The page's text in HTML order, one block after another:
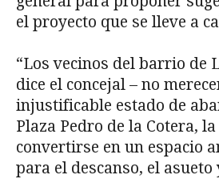
el proyecto que se lleve a
“Los vecinos del barrio de
dice el concejal – no
injustificable estado de
Plaza Pedro de la Cotera,
convertirse en un espacio
para el descanso, el asueto